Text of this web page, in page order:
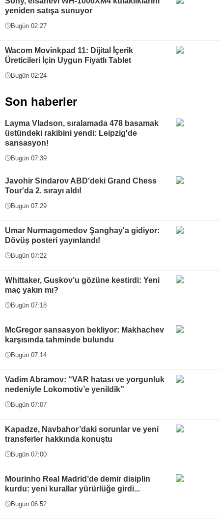
yeniden satışa sunuyor
Bugün 02:27
Wacom Movinkpad 11: Dijital İçerik
Üreticileri İçin Uygun Fiyatlı Tablet
Bugün 02:24
Son haberler
Layma Vladson, sıralamada 478 basamak
üstündeki rakibini yendi: Leipzig'de
sansasyon!
Bugün 07:39
Javohir Sindarov ABD'deki Grand Chess
Tour'da 2. sırayı aldı!
Bugün 07:29
Umar Nurmagomedov Şanghay'a gidiyor:
Dövüş posteri yayınlandı!
Bugün 07:22
Whittaker, Guskov’u gözüne kestirdi: Yeni
maç yakın mı?
Bugün 07:18
McGregor sansasyon bekliyor: Makhachev
karşısında tahminde bulundu
Bugün 07:14
Vadim Abramov: “VAR hatası ve yorgunluk
nedeniyle Lokomotiv’e yenildik”
Bugün 07:07
Kapadze, Navbahor’daki sorunlar ve yeni
transferler hakkında konuştu
Bugün 07:00
Mourinho Real Madrid’de demir disiplin
kurdu: yeni kurallar yürürlüğe girdi...
Bugün 06:52